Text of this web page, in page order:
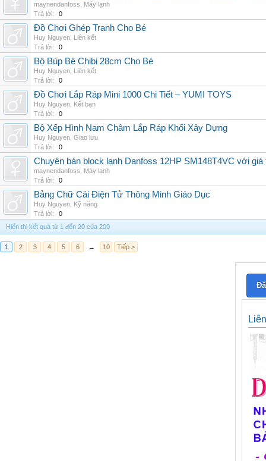
maynendanfoss
Máy lạnh
Trả lời:
0
Đồ Chơi Ghép Tranh Cho Bé
Huy Nguyen Liên kết
Trả lời:
0
Bộ Búp Bê Chibi 28cm Cho Bé
Huy Nguyen Liên kết
Trả lời:
0
Đồ Chơi Lắp Ráp Mini 1000 Chi Tiết – YUMI TOYS
Huy Nguyen Kết bạn
Trả lời:
0
Bộ Xếp Hình Nam Châm Lắp Ráp Khối Xây Dựng
Huy Nguyen Giao lưu
Trả lời:
0
Chuyên bán block lạnh Danfoss 12HP SM148T4VC với
maynendanfoss
Máy lạnh
Trả lời:
0
Bảng Chữ Cái Điện Tử Thông Minh Giáo Dục
Huy Nguyen Kỹ năng
Trả lời:
0
Hiển thị kết quả từ 1 đến 20 của 200
1 2 3 4 5 6 → 10 Tiếp >